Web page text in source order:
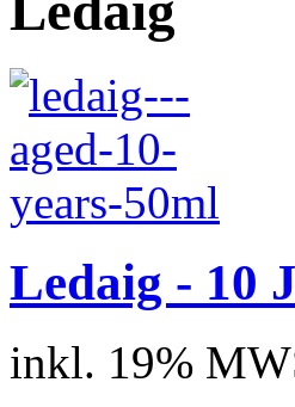
Ledaig - 10
inkl. 19%